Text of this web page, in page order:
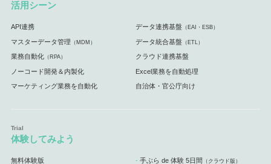
活用シーン
API連携 データ連携基盤 （EAI・ESB）
マスターデータ管理 （MDM） データ統合基盤 （ETL）
業務自動化（RPA） クラウド連携基盤
ノーコード開発＆内製化 Excel業務を自動処理
マーケティング業務を自動化 自治体・官公庁向け
体験してみよう
無料体験版 手ぶら de 体験 5日間 （クラウド版）